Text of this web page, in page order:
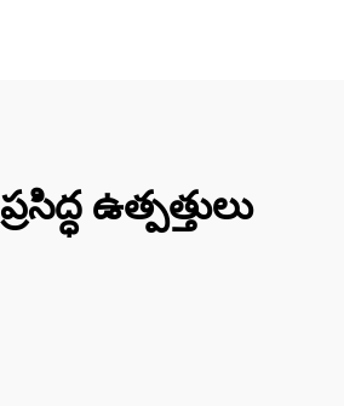
ప్రసిద్ధ ఉత్పత్తులు